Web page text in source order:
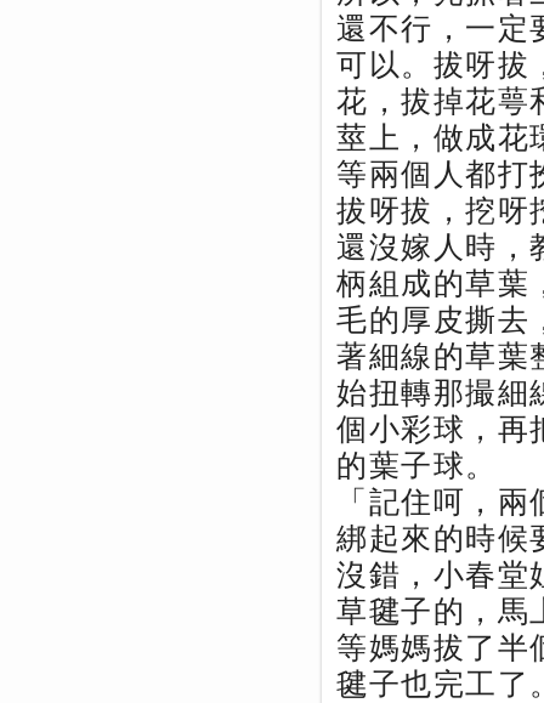
還不行，一定
可以。拔呀拔
花，拔掉花萼
莖上，做成花
等兩個人都打
拔呀拔，挖呀
還沒嫁人時，
柄組成的草葉
毛的厚皮撕去
著細線的草葉
始扭轉那撮細
個小彩球，再
的葉子球。
「記住呵，
綁起來的時候
沒錯，小春堂
草毽子的，馬
等媽媽拔了半
毽子也完工了